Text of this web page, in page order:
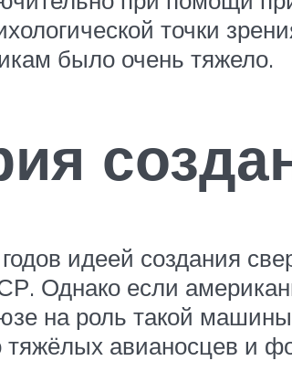
точки
было очень тяжело.
идеей создания
Однако если
на роль такой
тяжёлых авианосцев и